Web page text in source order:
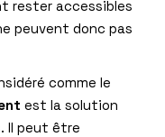
rester accessibles
peuvent donc pas
comme le
est la solution
Il peut être